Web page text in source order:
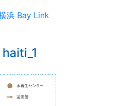
haiti_1